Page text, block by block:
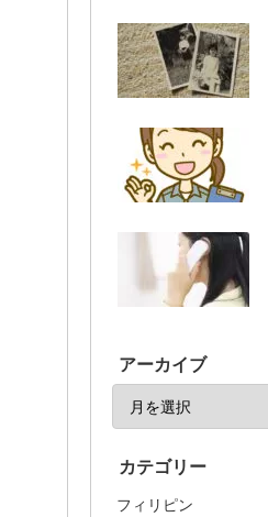
アーカイブ
カテゴリー
フィリピン